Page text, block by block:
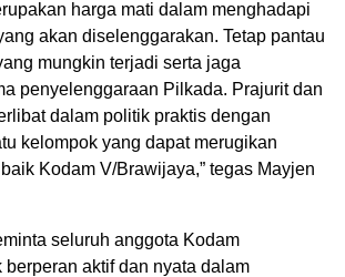
harga mati dalam menghadapi
akan diselenggarakan. Tetap pantau
mungkin terjadi serta jaga
penyelenggaraan Pilkada. Prajurit dan
dalam politik praktis dengan
kelompok yang dapat merugikan
Kodam V/Brawijaya,” tegas Mayjen
seluruh anggota Kodam
aktif dan nyata dalam